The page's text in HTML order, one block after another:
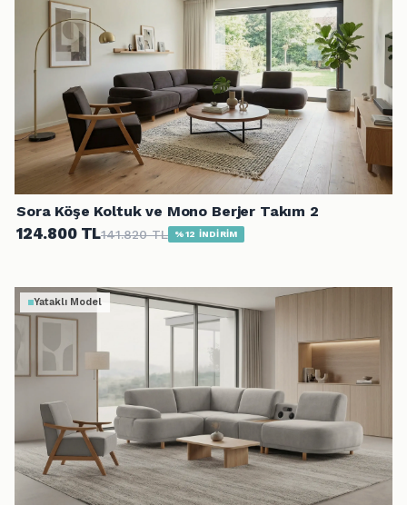
Sora Köşe Koltuk ve Mono Berjer Takım 2
124.800 TL141.820 TL %12 İNDİRİM
Yataklı Model